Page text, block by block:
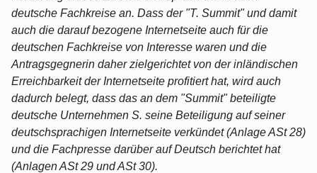
deutsche Fachkreise an. Dass der "T. Summit" und damit
auch die darauf bezogene Internetseite auch für die
deutschen Fachkreise von Interesse waren und die
Antragsgegnerin daher zielgerichtet von der inländischen
Erreichbarkeit der Internetseite profitiert hat, wird auch
dadurch belegt, dass das an dem "Summit" beteiligte
deutsche Unternehmen S. seine Beteiligung auf seiner
deutschsprachigen Internetseite verkündet (Anlage ASt 28)
und die Fachpresse darüber auf Deutsch berichtet hat
(Anlagen ASt 29 und ASt 30).